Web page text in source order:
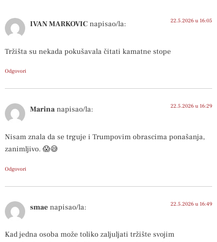
IVAN MARKOVIC napisao/la: 22.5.2026 u 16:05
Tržišta su nekada pokušavala čitati kamatne stope
Odgovori
Marina napisao/la: 22.5.2026 u 16:29
Nisam znala da se trguje i Trumpovim obrascima ponašanja,
zanimljivo. 😱😅
Odgovori
smae napisao/la: 22.5.2026 u 16:49
Kad jedna osoba može toliko zaljuljati tržište svojim